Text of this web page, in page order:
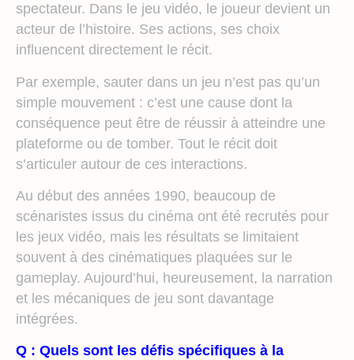
spectateur. Dans le jeu vidéo, le joueur devient un
acteur de l’histoire. Ses actions, ses choix
influencent directement le récit.
Par exemple, sauter dans un jeu n’est pas qu’un
simple mouvement : c’est une cause dont la
conséquence peut être de réussir à atteindre une
plateforme ou de tomber. Tout le récit doit
s’articuler autour de ces interactions.
Au début des années 1990, beaucoup de
scénaristes issus du cinéma ont été recrutés pour
les jeux vidéo, mais les résultats se limitaient
souvent à des cinématiques plaquées sur le
gameplay. Aujourd’hui, heureusement, la narration
et les mécaniques de jeu sont davantage
intégrées.
Q : Quels sont les défis spécifiques à la